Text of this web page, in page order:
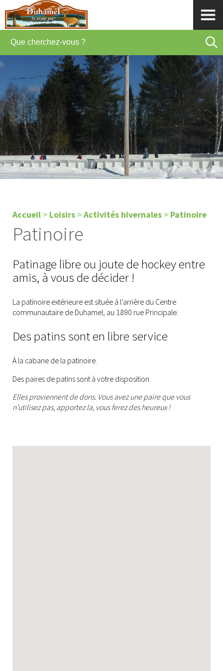
Accueil > Loisirs >Activités hivernales > Patinoire
Patinoire
Patinage libre ou joute de hockey entre
amis, à vous de décider !
La patinoire extérieure est située à l’arrière du Centre
communautaire de Duhamel, au 1890 rue Principale.
Des patins sont en libre service
À la cabane de la patinoire.
Des paires de patins sont à votre disposition.
Elles proviennent de dons. Vous avez une paire que vous
n’utilisez pas, apportez la, vous ferez des heureux !